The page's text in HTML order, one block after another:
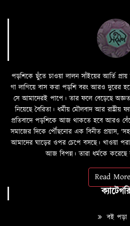
পড়শিকে ছুঁতে চাওয়া লালন সাঁইয়ের আর্তি
গা লাগিয়ে বাস করা পড়শি বরং আরও দুরের
সে আমাদেরই পাপে। তার ফলে বেড়েছে
নিয়েছে বৈরিতা। ধর্মীয় মৌলবাদ আর রাষ্ট্রীয়
প্রতিবাদে পড়শিকে আজ থাকতে হবে আরও
সমাজের দিকে পৌঁছনোর এক বিনীত প্রয়াস,
আমাদের ঘাড়ের ওপর চেপে বসছে। খাওয়া
আজ বিপন্ন। তারা ধর্মকে করেছে
Read More
ক্যাটেগরি
বই পড়া